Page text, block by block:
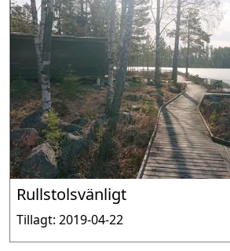
Rullstolsvänligt
Tillagt: 2019-04-22